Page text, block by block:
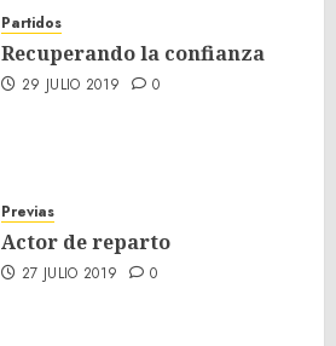
Partidos
Recuperando la confianza
29 JULIO 2019 0
Previas
Actor de reparto
27 JULIO 2019 0